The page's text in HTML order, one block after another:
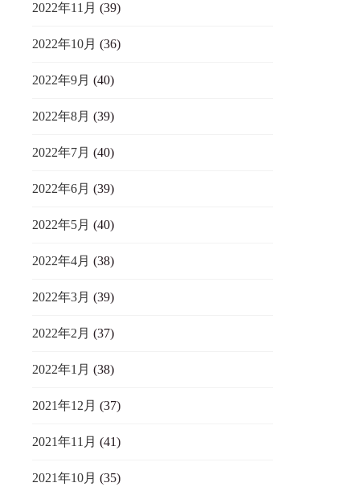
2022年11月 (39)
2022年10月 (36)
2022年9月 (40)
2022年8月 (39)
2022年7月 (40)
2022年6月 (39)
2022年5月 (40)
2022年4月 (38)
2022年3月 (39)
2022年2月 (37)
2022年1月 (38)
2021年12月 (37)
2021年11月 (41)
2021年10月 (35)